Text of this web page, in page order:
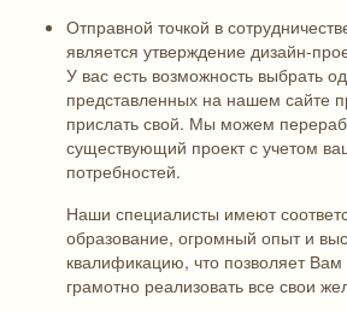
Отправной точкой в
является утверждение дизайн-
У вас есть возможность выбрать
представленных на нашем сайте
прислать свой. Мы можем
существующий проект с учетом
потребностей.
Наши специалисты имеют
образование, огромный опыт и
квалификацию, что позволяет Вам
грамотно реализовать все свои